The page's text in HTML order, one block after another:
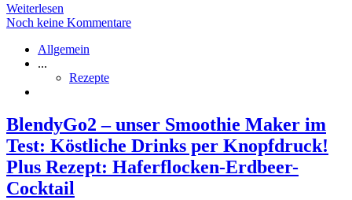
Weiterlesen
Noch keine Kommentare
Allgemein
...
Rezepte
BlendyGo2 – unser Smoothie Maker im
Test: Köstliche Drinks per Knopfdruck!
Plus Rezept: Haferflocken-Erdbeer-
Cocktail